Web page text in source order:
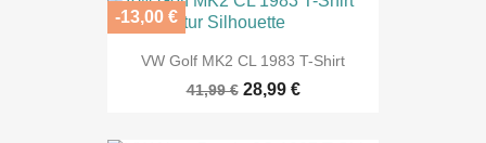
VW Golf MK2 CL 1983 T-Shirt
41,99 € 28,99 €
-13,00 €